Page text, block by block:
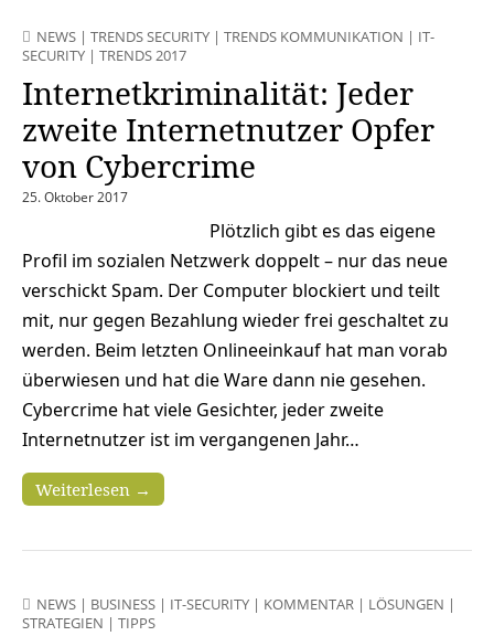
NEWS | TRENDS SECURITY | TRENDS KOMMUNIKATION | IT-
SECURITY | TRENDS 2017
Internetkriminalität: Jeder
zweite Internetnutzer Opfer
von Cybercrime
25. Oktober 2017
Plötzlich gibt es das eigene
Profil im sozialen Netzwerk doppelt – nur das neue
verschickt Spam. Der Computer blockiert und teilt
mit, nur gegen Bezahlung wieder frei geschaltet zu
werden. Beim letzten Onlineeinkauf hat man vorab
überwiesen und hat die Ware dann nie gesehen.
Cybercrime hat viele Gesichter, jeder zweite
Internetnutzer ist im vergangenen Jahr…
Weiterlesen →
NEWS | BUSINESS | IT-SECURITY | KOMMENTAR | LÖSUNGEN |
STRATEGIEN | TIPPS